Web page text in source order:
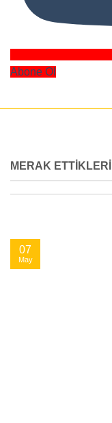
Abone Ol
MERAK
07
May